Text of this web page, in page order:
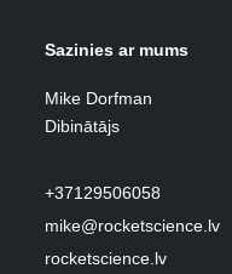
Sazinies ar mums
Mike Dorfman
Dibinātājs
+37129506058
mike@rocketscience.lv
rocketscience.lv